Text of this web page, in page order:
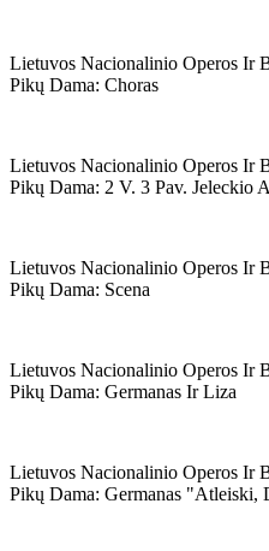
Lietuvos Nacionalinio Operos Ir
Pikų Dama: Choras
Lietuvos Nacionalinio Operos Ir
Pikų Dama: 2 V. 3 Pav. Jeleckio
Lietuvos Nacionalinio Operos Ir
Pikų Dama: Scena
Lietuvos Nacionalinio Operos Ir
Pikų Dama: Germanas Ir Liza
Lietuvos Nacionalinio Operos Ir
Pikų Dama: Germanas "atleiski,